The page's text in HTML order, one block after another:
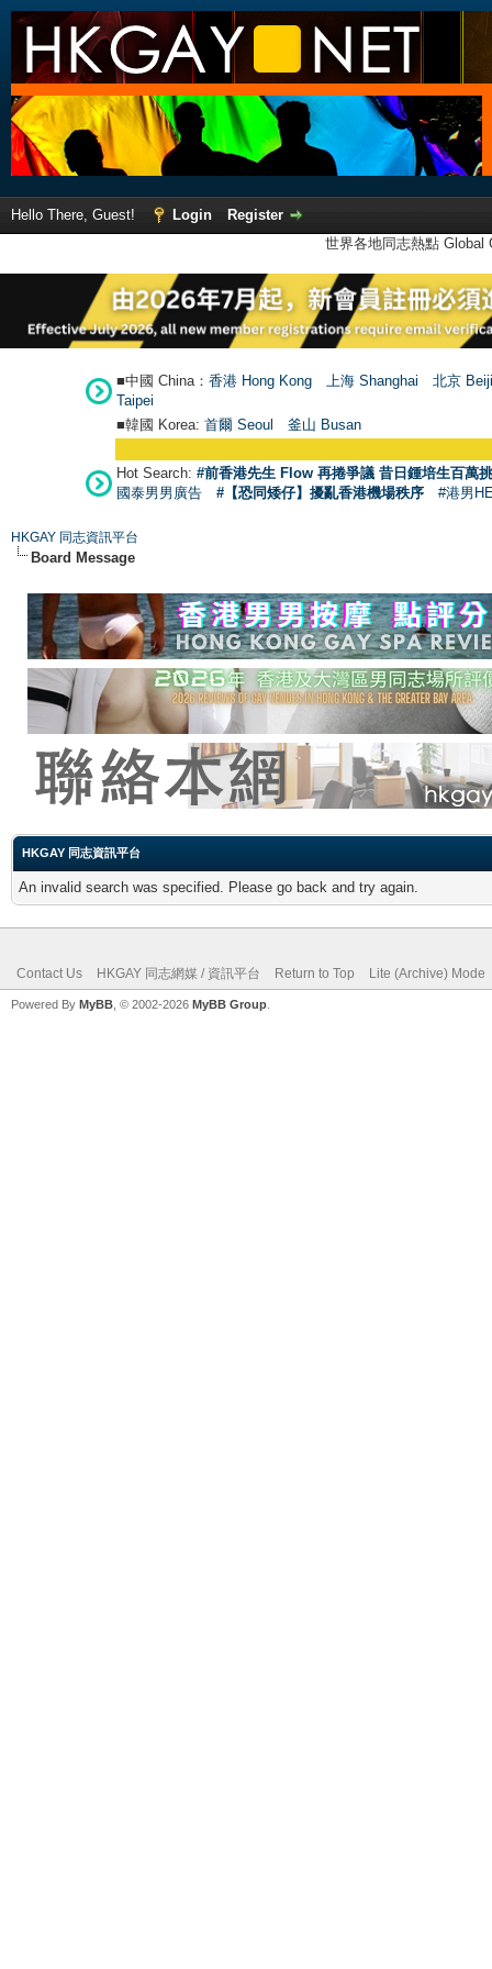
Hello There, Guest! Login
Register
世界各地同志熱點
■中國 China： 香港 Hong Kong 上海 Shanghai
北京
Taipei
■韓國 Korea: 首爾 Seoul 釜山 Busan
Hot Search: #前香港先生 Flow 再捲爭議 昔日鍾培生百萬
國泰男男廣告
#【恐同矮仔】擾亂香港機場秩序 #港男
HKGAY 同志資訊平台
Board Message
HKGAY 同志資訊平台
An invalid search was specified. Please go back and try again.
Contact Us HKGAY 同志網媒 / 資訊平台 Return to Top Lite (Archive) Mode
Powered By MyBB , © 2002-2026 MyBB Group